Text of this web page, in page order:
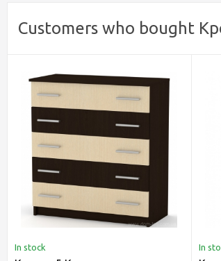
Customers who bought
In stock In